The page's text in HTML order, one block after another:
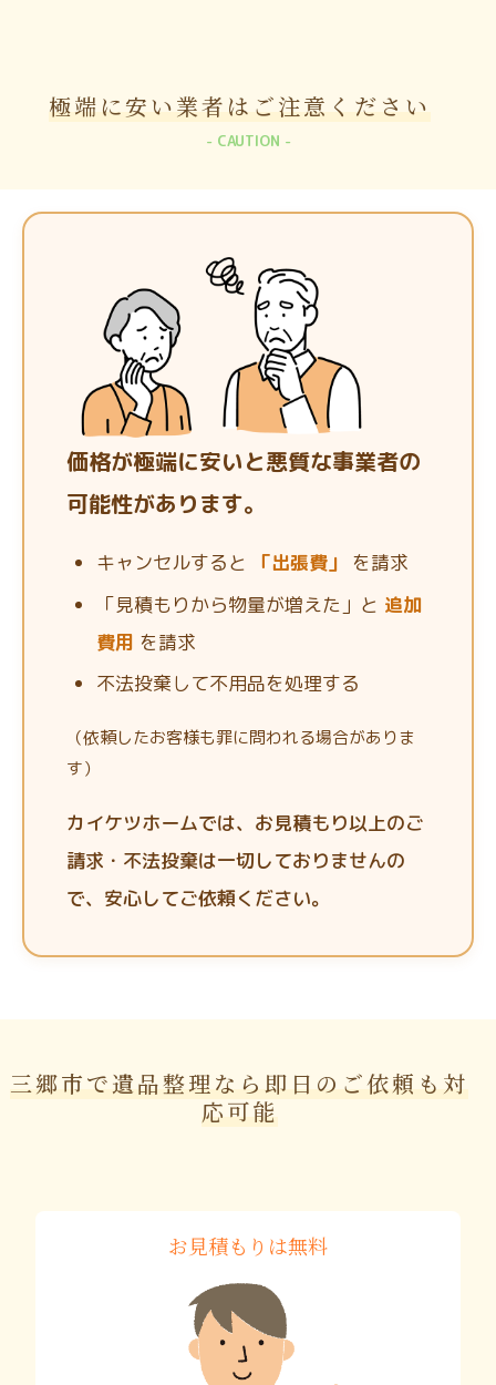
極端に安い業者は ご注意ください
CAUTION
価格が極端に安いと悪質な事業者の
可能性があります。
キャンセルすると 「出張費」
を請求
「見積もりから物量が増えた」と 追加
費用 を請求
不法投棄して不用品を処理する
（依頼したお客様も罪に問われる場合がありま
す）
カイケツホームでは、お見積もり以上のご
請求・不法投棄は一切しておりませんの
で、安心してご依頼ください。
三郷市で遺品整理なら即日のご依頼も対
応可能
お見積もりは無料